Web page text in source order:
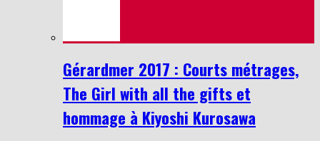
Gérardmer 2017 : Courts métrages,
The Girl with all the gifts et
hommage à Kiyoshi Kurosawa